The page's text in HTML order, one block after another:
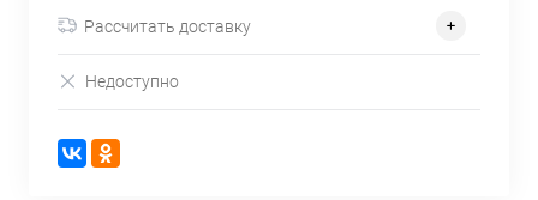
Рассчитать доставку
Недоступно